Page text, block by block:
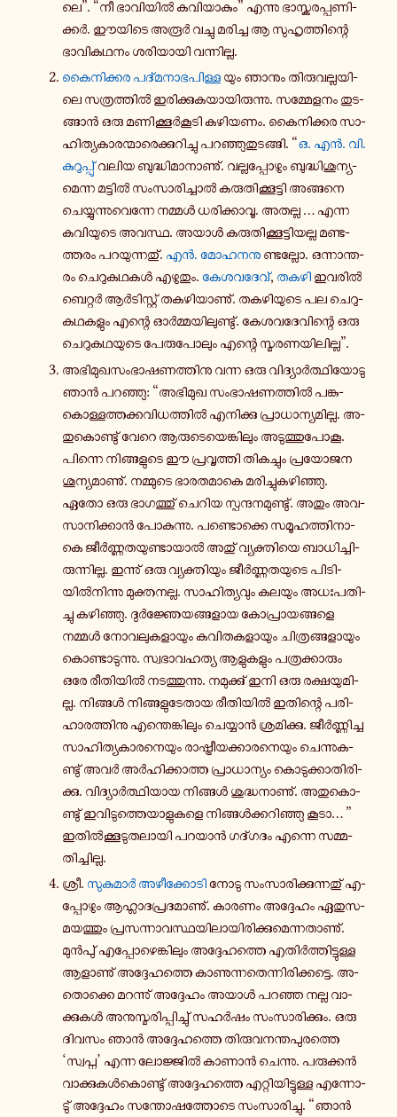
ലെ”. “നീ ഭാ­വി­യിൽ ക­വി­യാ­കും” എന്നു ഭാ­സ്ക­ര­പ്പ­ണി­
ക്കർ. ഈയിടെ അരൂർ വച്ചു മ­രി­ച്ച ആ സു­ഹൃ­ത്തി­ന്റെ
ഭാ­വി­ക­ഥ­നം ശ­രി­യാ­യി വ­ന്നി­ല്ല.
കൈ­നി­ക്ക­ര പ­ദ്മ­നാ­ഭ­പി­ള്ള യും ഞാനും തി­രു­വ­ല്ല­യി­
ലെ സ­ത്ര­ത്തിൽ ഇ­രി­ക്കു­ക­യാ­യി­രു­ന്നു. സ­മ്മേ­ള­നം തു­ട­
ങ്ങാൻ ഒരു മ­ണി­ക്കൂർ­കൂ­ടി ക­ഴി­യ­ണം. കൈ­നി­ക്ക­ര സാ­
ഹി­ത്യ­കാ­ര­ന്മാ­രെ­ക്കു­റി­ച്ചു പ­റ­ഞ്ഞു­തു­ട­ങ്ങി. “ഒ. എൻ. വി.
കു­റു­പ്പു്വലിയ ബു­ദ്ധി­മാ­നാ­ണു്. വ­ല്ല­പ്പോ­ഴും ബു­ദ്ധി­ശൂ­ന്യ­
മെ­ന്ന മ­ട്ടിൽ സം­സാ­രി­ച്ചാൽ ക­രു­തി­ക്കൂ­ട്ടി അ­ങ്ങ­നെ
ചെ­യ്യു­ന്നു­വെ­ന്നേ നമ്മൾ ധ­രി­ക്കാ­വൂ. അതല്ല … എന്ന
ക­വി­യു­ടെ അവസ്ഥ. അയാൾ ക­രു­തി­ക്കൂ­ട്ടി­യ­ല്ല മ­ണ്ട­
ത്ത­രം പ­റ­യു­ന്ന­തു്. എൻ. മോ­ഹ­ന­നു ണ്ട­ല്ലോ. ഒ­ന്നാ­ന്ത­
രം ചെ­റു­ക­ഥ­കൾ എ­ഴു­തും.കേ­ശ­വ­ദേ­വ്, തകഴി ഇവരിൽ
ബെ­റ്റർ ആർ­ടി­സ്റ്റ് ത­ക­ഴി­യാ­ണു്. ത­ക­ഴി­യു­ടെ പല ചെ­റു­
ക­ഥ­ക­ളും എന്റെ ഓർ­മ്മ­യി­ലു­ണ്ടു്. കേ­ശ­വ­ദേ­വി­ന്റെ ഒരു
ചെ­റു­ക­ഥ­യു­ടെ പേ­രു­പോ­ലും എന്റെ സ്മ­ര­ണ­യി­ലി­ല്ല”.
അ­ഭി­മു­ഖ­സം­ഭാ­ഷ­ണ­ത്തി­നു വന്ന ഒരു വി­ദ്യാർ­ത്ഥി­യോ­ടു
ഞാൻ പ­റ­ഞ്ഞു: “അ­ഭി­മു­ഖ സം­ഭാ­ഷ­ണ­ത്തിൽ പ­ങ്കു­
കൊ­ള്ള­ത്ത­ക്ക­വി­ധ­ത്തിൽ എ­നി­ക്കു പ്രാ­ധാ­ന്യ­മി­ല്ല. അ­
തു­കൊ­ണ്ടു് വേറെ ആ­രു­ടെ­യെ­ങ്കി­ലും അ­ടു­ത്തു­പോ­കൂ.
പി­ന്നെ നി­ങ്ങ­ളു­ടെ ഈ പ്ര­വൃ­ത്തി തി­ക­ച്ചും പ്ര­യോ­ജ­ന
ശൂ­ന്യ­മാ­ണു്. ന­മ്മു­ടെ ഭാ­ര­ത­മാ­കെ മ­രി­ച്ചു­ക­ഴി­ഞ്ഞു.
ഏതോ ഒരു ഭാ­ഗ­ത്തു് ചെറിയ സ്പ­ന്ദ­ന­മു­ണ്ടു്. അതും അ­വ­
സാ­നി­ക്കാൻ പോ­കു­ന്നു. പ­ണ്ടൊ­ക്കെ സ­മൂ­ഹ­ത്തി­നാ­
കെ ജീർ­ണ്ണ­ത­യു­ണ്ടാ­യാൽ അതു് വ്യ­ക്തി­യെ ബാ­ധി­ച്ചി­
രു­ന്നി­ല്ല. ഇ­ന്നു് ഒരു വ്യ­ക്തി­യും ജീർ­ണ്ണ­ത­യു­ടെ പി­ടി­
യിൽ­നി­ന്നു മു­ക്ത­ന­ല്ല. സാ­ഹി­ത്യ­വും കലയും അ­ധഃ­പ­തി­
ച്ചു ക­ഴി­ഞ്ഞു. ദുർ­ജ്ഞേ­യ­ങ്ങ­ളാ­യ കോ­പ്രാ­യ­ങ്ങ­ളെ
നമ്മൾ നോ­വ­ലു­ക­ളാ­യും ക­വി­ത­ക­ളാ­യും ചി­ത്ര­ങ്ങ­ളാ­യും
കൊ­ണ്ടാ­ടു­ന്നു. സ്വ­ഭാ­വ­ഹ­ത്യ ആ­ളു­ക­ളും പ­ത്ര­ക്കാ­രും
ഒരേ രീ­തി­യിൽ ന­ട­ത്തു­ന്നു. ന­മു­ക്കു് ഇനി ഒരു ര­ക്ഷ­യു­മി­
ല്ല. നി­ങ്ങൾ നി­ങ്ങ­ളു­ടേ­താ­യ രീ­തി­യിൽ ഇ­തി­ന്റെ പ­രി­
ഹാ­ര­ത്തി­നു എ­ന്തെ­ങ്കി­ലും ചെ­യ്യാൻ ശ്ര­മി­ക്കു. ജീർ­ണ്ണി­ച്ച
സാ­ഹി­ത്യ­കാ­ര­നെ­യും രാ­ഷ്ട്രീ­യ­ക്കാ­ര­നെ­യും ചെ­ന്നു­ക­
ണ്ടു് അവർ അർ­ഹി­ക്കാ­ത്ത പ്രാ­ധാ­ന്യം കൊ­ടു­ക്കാ­തി­രി­
ക്കു. വി­ദ്യാർ­ത്ഥി­യാ­യ നി­ങ്ങൾ ശു­ദ്ധ­നാ­ണു്. അ­തു­കൊ­
ണ്ടു് ഇ­വി­ടു­ത്തെ­യാ­ളു­ക­ളെ നി­ങ്ങൾ­ക്ക­റി­ഞ്ഞു കൂടാ… ”
ഇ­തിൽ­ക്കൂ­ടു­ത­ലാ­യി പറയാൻ ഗ­ദ്ഗ­ദം എന്നെ സ­മ്മ­
തി­ച്ചി­ല്ല.
ശ്രീ. സു­കു­മാർ അ­ഴീ­ക്കോ­ടിനോടു സം­സാ­രി­ക്കു­ന്ന­തു് എ­
പ്പോ­ഴും ആ­ഹ്ലാ­ദ­പ്ര­ദ­മാ­ണു്. കാരണം അ­ദ്ദേ­ഹം ഏ­തു­സ­
മ­യ­ത്തും പ്ര­സ­ന്നാ­വ­സ്ഥ­യി­ലാ­യി­രി­ക്കു­മെ­ന്ന­താ­ണു്.
മുൻ­പു് എ­പ്പോ­ഴെ­ങ്കി­ലും അ­ദ്ദേ­ഹ­ത്തെ എ­തിർ­ത്തി­ട്ടു­ള്ള
ആ­ളാ­ണു് അ­ദ്ദേ­ഹ­ത്തെ കാ­ണു­ന്ന­തെ­ന്നി­രി­ക്ക­ട്ടെ. അ­
തൊ­ക്കെ മ­റ­ന്നു് അ­ദ്ദേ­ഹം അയാൾ പറഞ്ഞ നല്ല വാ­
ക്കു­കൾ അ­നു­സ്മ­രി­പ്പി­ച്ചു് സഹർഷം സം­സാ­രി­ക്കും. ഒരു
ദിവസം ഞാൻ അ­ദ്ദേ­ഹ­ത്തെ തി­രു­വ­ന­ന്ത­പു­ര­ത്തെ
‘സ്വ­പ്ന’ എന്ന ലോ­ജ്ജിൽ കാണാൻ ചെ­ന്നു. പ­രു­ക്കൻ
വാ­ക്കു­കൾ­കൊ­ണ്ടു് അ­ദ്ദേ­ഹ­ത്തെ എ­റ്റി­യി­ട്ടു­ള്ള എ­ന്നോ­
ടു് അ­ദ്ദേ­ഹം സ­ന്തോ­ഷ­ത്തോ­ടെ സം­സാ­രി­ച്ചു. “ഞാൻ